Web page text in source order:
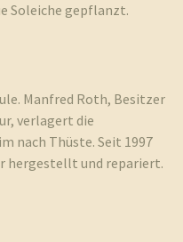
Soleiche gepflanzt.
Manfred Roth, Besitzer
verlagert die
nach Thüste. Seit 1997
hergestellt und repariert.